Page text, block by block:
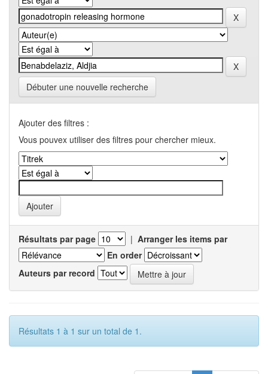
Débuter une nouvelle recherche
Ajouter des filtres :
Vous pouvex utiliser des filtres pour chercher mieux.
Résultats par page | Arranger les items par
En order
Auteurs par record
Résultats 1 à 1 sur un total de 1.